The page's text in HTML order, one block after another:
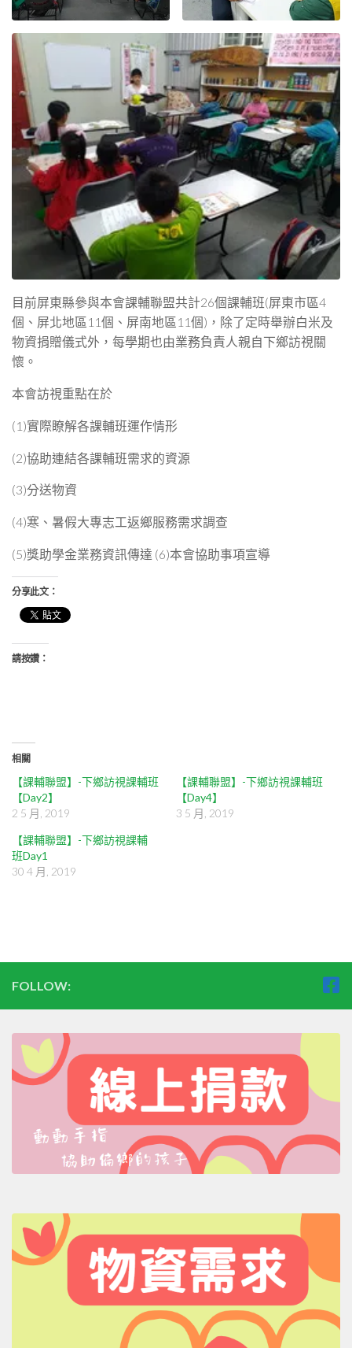
目前屏東縣參與本會課輔聯盟共計26個課輔班(屏東市區4
個、屏北地區11個、屏南地區11個)，除了定時舉辦白米及
物資捐贈儀式外，每學期也由業務負責人親自下鄉訪視關
懷。
本會訪視重點在於
(1)實際瞭解各課輔班運作情形
(2)協助連結各課輔班需求的資源
(3)分送物資
(4)寒、暑假大專志工返鄉服務需求調查
(5)獎助學金業務資訊傳達 (6)本會協助事項宣導
分享此文：
請按讚：
相關
【課輔聯盟】-下鄉訪視課輔班
【Day2】
2 5 月, 2019
【課輔聯盟】-下鄉訪視課輔班
【Day4】
3 5 月, 2019
【課輔聯盟】-下鄉訪視課輔
班 Day1
30 4 月, 2019
FOLLOW: